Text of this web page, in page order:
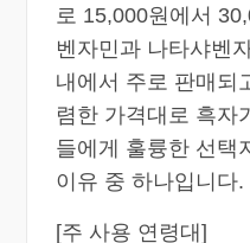
로 15,000원에서
벤자민과 나타샤벤
내에서 주로 판매되
렴한 가격대로 흑자
들에게 훌륭한 선택
이유 중 하나입니다.
[주 사용 연령대]